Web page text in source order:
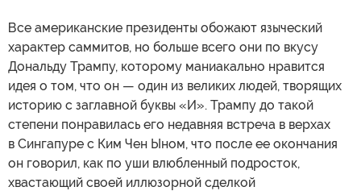
Все американские президенты обожают языческий
характер саммитов, но больше всего они по вкусу
Дональду Трампу, которому маниакально нравится
идея о том, что он — один из великих людей, творящих
историю с заглавной буквы «И». Трампу до такой
степени понравилась его недавняя встреча в верхах
в Сингапуре с Ким Чен Ыном, что после ее окончания
он говорил, как по уши влюбленный подросток,
хвастающий своей иллюзорной сделкой